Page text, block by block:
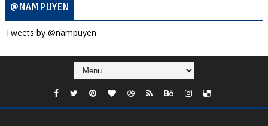
@NAMPUYEN
Tweets by @nampuyen